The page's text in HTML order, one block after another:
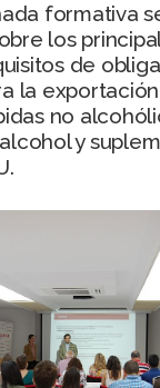
formativa
los
de
la
no
y